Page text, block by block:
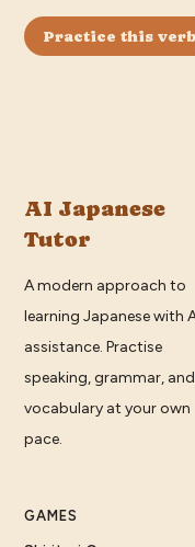
Practice this verb
AI Japanese
Tutor
A modern approach to
learning Japanese with
assistance. Practise
speaking, grammar, and
vocabulary at your own
pace.
GAMES